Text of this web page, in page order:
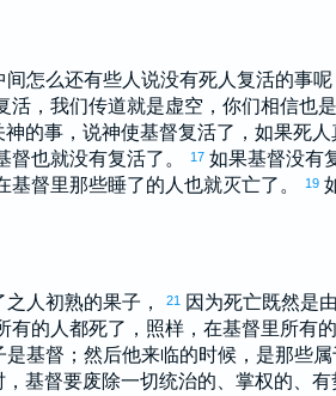
怎么还有些人说没有死人复活的事呢
活，我们传道就是虚空，你们相信也
的事，说神使基督复活了，如果死
督也就没有复活了。 17 如果基督没有
基督里那些睡了的人也就灭亡了。 19
人初熟的果子， 21
因为死亡既然是
有的人都死了，照样，在基督里所有
基督；然后他来临的时候，是那些属
基督要废除一切统治的、掌权的、有